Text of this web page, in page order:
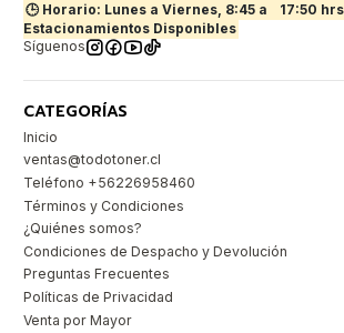
🕒 Horario: Lunes a Viernes, 8:45 a
17:50
Estacionamientos Disponibles
Síguenos
CATEGORÍAS
Inicio
ventas@todotoner.cl
Teléfono +56226958460
Términos y Condiciones
¿Quiénes somos?
Condiciones de Despacho y Devolución
Preguntas Frecuentes
Políticas de Privacidad
Venta por Mayor